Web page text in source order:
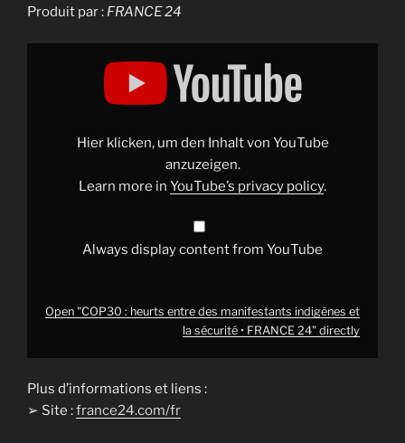
Produit par : FRANCE 24
Display
indigènesHier klicken, um den Inhalt von YouTube
anzuzeigen.
Learn more in YouTube’s privacy policy.
Always display content from YouTube
Open "COP30 : heurts entre des manifestants indigènes et
la sécurité • FRANCE 24" directly
Plus d’informations et liens :
➢ Site :france24.com/fr